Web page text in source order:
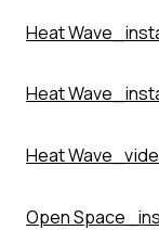
Heat
Heat
Heat
Open